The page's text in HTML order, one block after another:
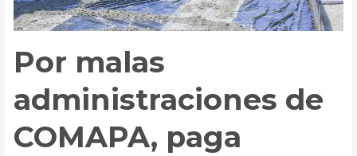
Por malas
administraciones de
COMAPA, paga